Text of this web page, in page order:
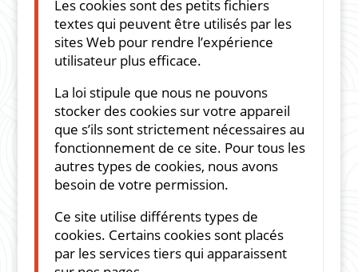
Les cookies sont des petits fichiers
textes qui peuvent être utilisés par les
sites Web pour rendre l’expérience
utilisateur plus efficace.
La loi stipule que nous ne pouvons
stocker des cookies sur votre appareil
que s’ils sont strictement nécessaires au
fonctionnement de ce site. Pour tous les
autres types de cookies, nous avons
besoin de votre permission.
Ce site utilise différents types de
cookies. Certains cookies sont placés
par les services tiers qui apparaissent